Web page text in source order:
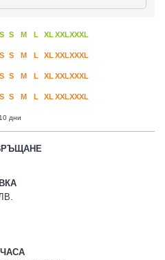
S M L XL XXLXXXL
S M L XL XXLXXXL
S M L XL XXLXXXL
S M L XL XXLXXXL
дни